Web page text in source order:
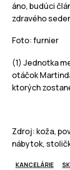
áno, budúci
zdravého
Foto: furnier
(1) Jednotka
otáčok
ktorých
Zdroj: koža,
nábytok,
KANCELÁRIE